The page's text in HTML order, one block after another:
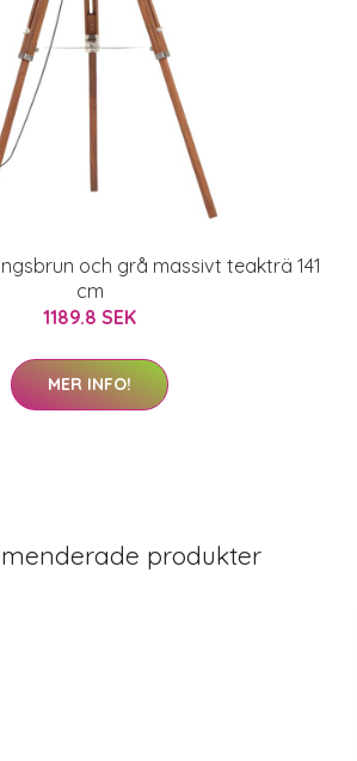
och grå massivt teakträ 141
cm
1189.8 SEK
MER INFO!
produkter